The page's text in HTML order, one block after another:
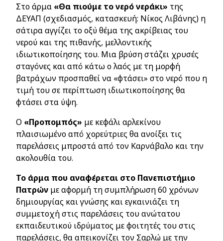
Στο άρμα «Θα πιούμε το νερό νεράκι» της
ΔΕΥΑΠ (σχεδιασμός, κατασκευή: Νίκος Λιβάνης) η
σάτιρα αγγίζει το οξύ θέμα της ακρίβειας του
νερού και της πιθανής, μελλοντικής
ιδιωτικοποίησης του. Μια βρύση στάζει χρυσές
σταγόνες και από κάτω ο λαός με τη μορφή
βατράχων προσπαθεί να «φτάσει» στο νερό που η
τιμή του σε περίπτωση ιδιωτικοποίησης θα
φτάσει στα ύψη.
Ο «Προπομπός» με κεφάλι αρλεκίνου
πλαισιωμένο από χορεύτριες θα ανοίξει τις
παρελάσεις μπροστά από τον Καρνάβαλο και την
ακολουθία του.
Το άρμα που αναφέρεται στο Πανεπιστήμιο
Πατρών με αφορμή τη συμπλήρωση 60 χρόνων
δημιουργίας και γνώσης και εγκαινιάζει τη
συμμετοχή στις παρελάσεις του ανώτατου
εκπαιδευτικού ιδρύματος με φοιτητές του στις
παρελάσεις, θα απεικονίζει τον Σαρλώ με την